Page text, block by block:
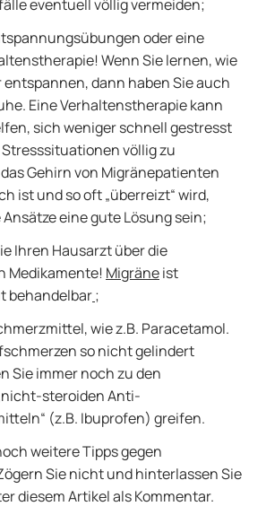
eventuell völlig vermeiden;
oder eine
Wenn Sie lernen, wie
entspannen, dann haben Sie auch
Eine Verhaltenstherapie kann
sich weniger schnell gestresst
völlig zu
Gehirn von Migränepatienten
ist und so oft „überreizt“ wird,
eine gute Lösung sein;
Ihren Hausarzt über die
Medikamente! Migräneist
behandelbar;
wie z.B. Paracetamol.
so nicht gelindert
Sie immer noch zu den
steroiden Anti-
(z.B. Ibuprofen) greifen.
weitere Tipps gegen
Sie nicht und hinterlassen Sie
diesem Artikel als Kommentar.